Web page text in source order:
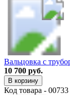
Вальцовка c
10 700 руб.
В корзину
Код товара - 00733